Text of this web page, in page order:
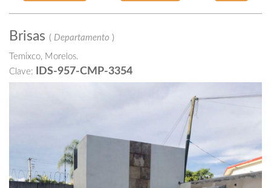
Brisas ( Departamento )
Temixco, Morelos.
Clave:
IDS-957-CMP-3354